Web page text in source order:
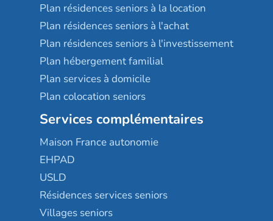
Plan résidences seniors à la location
Plan résidences seniors à l'achat
Plan résidences seniors à l'investissement
Plan hébergement familial
Plan services à domicile
Plan colocation seniors
Services complémentaires
Maison France autonomie
EHPAD
USLD
Résidences services seniors
Villages seniors